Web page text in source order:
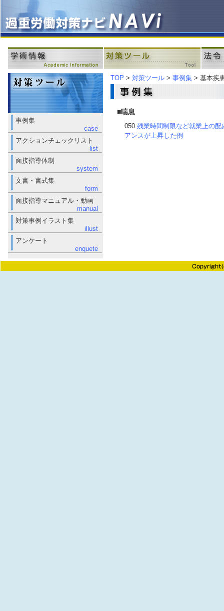
事例集
case
アクションチェックリスト
list
面接指導体制
system
文書・書式集
form
面接指導マニュアル・動画
manual
対策事例イラスト集
illust
アンケート
enquete
TOP > 対策ツール > 事例集 > 基本疾
■喘息
050 残業時間制限など就業上の
アンスが上昇した例